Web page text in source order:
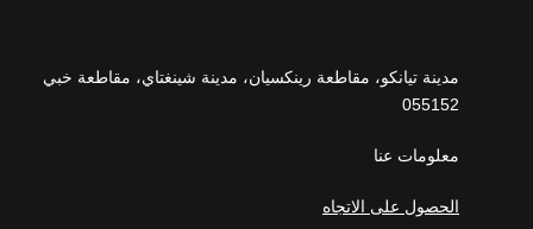
مدينة تيانكو، مقاطعة رينكسيان، مدينة شينغتاي، مقاطعة خبي
055152
معلومات عنا
الحصول على الاتجاه